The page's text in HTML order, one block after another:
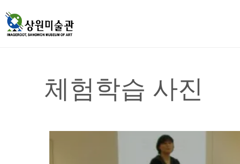
체험학습 사진